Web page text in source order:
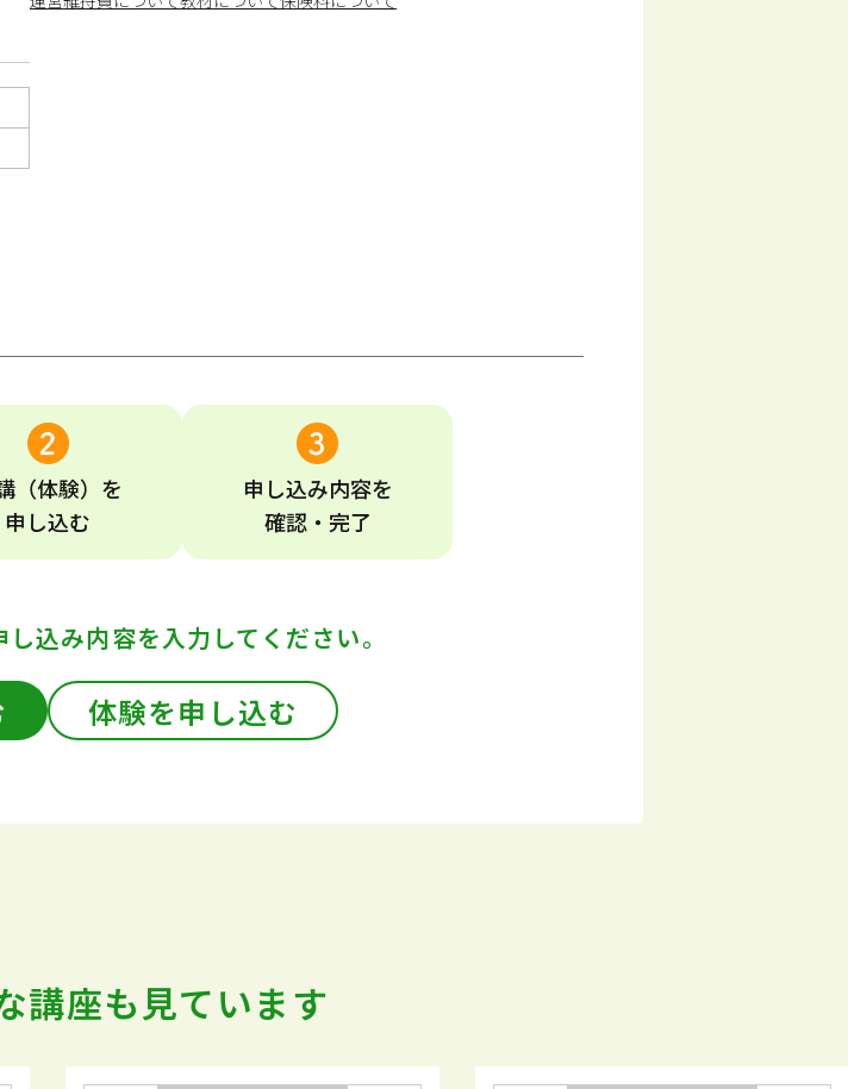
（体験） を
申し込む
申し込み内容を
確認・完了
し込み内容を入力してください。
体験を申し込む
講座も見ています